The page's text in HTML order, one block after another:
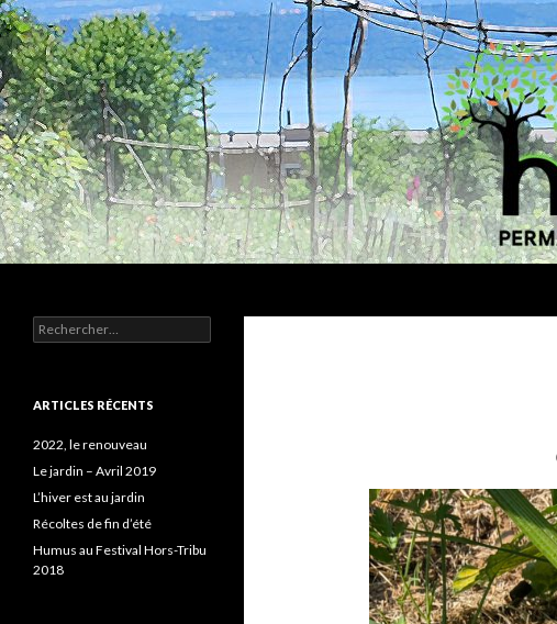
Association agroécologique
Rechercher :
ARTICLES RÉCENTS
2022, le renouveau
Le jardin – Avril 2019
L’hiver est au jardin
Récoltes de fin d’été
Humus au Festival Hors-Tribu
2018